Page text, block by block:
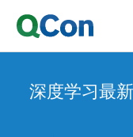
深度学习最